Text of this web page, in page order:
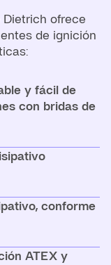
Dietrich ofrece
de ignición
y fácil de
con bridas de
conforme
ATEX y